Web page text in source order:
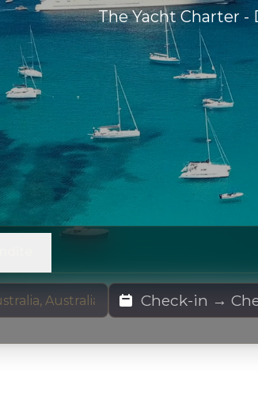
The Yacht Charter -
Date di Noleggio